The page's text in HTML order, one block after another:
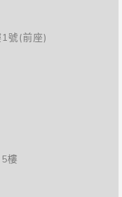
號(前座)
樓